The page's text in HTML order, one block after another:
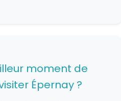
moment de
Épernay ?